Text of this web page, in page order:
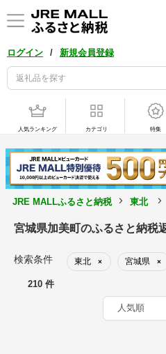
ログイン / 新規会員登録
人気ランキング カテゴリ 特集
JRE MALLふるさと納税 東北
宮城県加美町のふるさと納税
検索条件 東北 × 宮城県 ×
210 件